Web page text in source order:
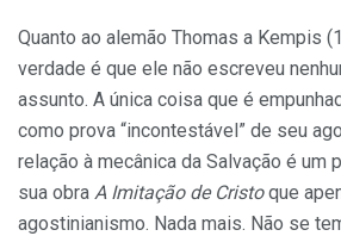
Quanto ao alemão Thomas a Kempis
verdade é que ele não escreveu
assunto. A única coisa que é
como prova “incontestável” de seu
relação à mecânica da Salvação é um
sua obra A Imitação de Cristoque
agostinianismo. Nada mais. Não se